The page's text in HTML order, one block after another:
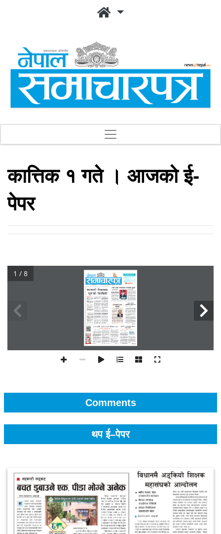
कात्तिक १ गते । आजको ई-
पेपर
1 / 8
Comments
थप ई–पेपर